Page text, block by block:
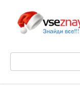
вмісту